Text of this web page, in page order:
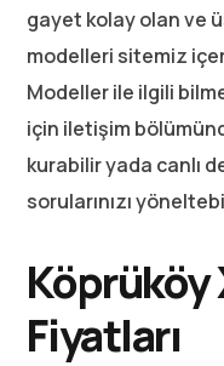
gayet kolay olan ve
modelleri sitemiz
Modeller ile ilgili
için iletişim
kurabilir yada canlı
sorularınızı
Köprüköy
Fiyatları